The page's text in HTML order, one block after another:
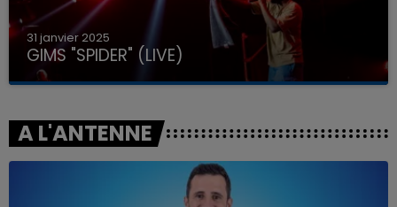
31 janvier 2025
GIMS "SPIDER" (LIVE)
A L'ANTENNE